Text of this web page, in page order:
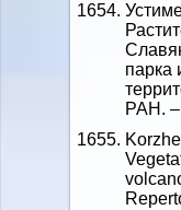
парка
РАН. –